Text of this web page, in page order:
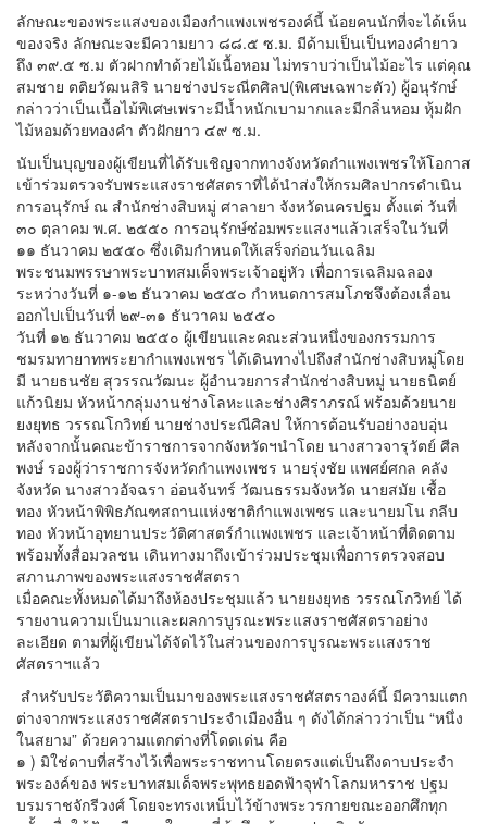
ลักษณะของพระแสงของเมืองกำแพงเพชรองค์นี้ น้อยคนนักที่จะได้เห็น
ของจริง ลักษณะจะมีความยาว ๘๘.๕ ซ.ม. มีด้ามเป็นเป็นทองคำยาว
ถึง ๓๙.๕ ซ.ม ตัวฝากทำด้วยไม้เนื้อหอม ไม่ทราบว่าเป็นไม้อะไร แต่คุณ
สมชาย ตติยวัฒนสิริ นายช่างประณีตศิลป(พิเศษเฉพาะตัว) ผู้อนุรักษ์
กล่าวว่าเป็นเนื้อไม้พิเศษเพราะมีน้ำหนักเบามากและมีกลิ่นหอม หุ้มฝัก
ไม้หอมด้วยทองคำ ตัวฝักยาว ๔๙ ซ.ม.
นับเป็นบุญของผู้เขียนที่ได้รับเชิญจากทางจังหวัดกำแพงเพชรให้โอกาส
เข้าร่วมตรวจรับพระแสงราชศัสตราที่ได้นำส่งให้กรมศิลปากรดำเนิน
การอนุรักษ์ ณ สำนักช่างสิบหมู่ ศาลายา จังหวัดนครปฐม ตั้งแต่ วันที่
๓๐ ตุลาคม พ.ศ. ๒๕๕๐ การอนุรักษ์ซ่อมพระแสงฯแล้วเสร็จในวันที่
๑๑ ธันวาคม ๒๕๕๐ ซึ่งเดิมกำหนดให้เสร็จก่อนวันเฉลิม
พระชนมพรรษาพระบาทสมเด็จพระเจ้าอยู่หัว เพื่อการเฉลิมฉลอง
ระหว่างวันที่ ๑-๑๒ ธันวาคม ๒๕๕๐ กำหนดการสมโภชจึงต้องเลื่อน
ออกไปเป็นวันที่ ๒๙-๓๑ ธันวาคม ๒๕๕๐
วันที่ ๑๒ ธันวาคม ๒๕๕๐ ผู้เขียนและคณะส่วนหนึ่งของกรรมการ
ชมรมทายาทพระยากำแพงเพชร ได้เดินทางไปถึงสำนักช่างสิบหมู่โดย
มี นายธนชัย สุวรรณวัฒนะ ผู้อำนวยการสำนักช่างสิบหมู่ นายธนิตย์
แก้วนิยม หัวหน้ากลุ่มงานช่างโลหะและช่างศิราภรณ์ พร้อมด้วยนาย
ยงยุทธ วรรณโกวิทย์ นายช่างประณีศิลป ให้การต้อนรับอย่างอบอุ่น
หลังจากนั้นคณะข้าราชการจากจังหวัดฯนำโดย นางสาวจารุวัตย์ ศีล
พงษ์ รองผู้ว่าราชการจังหวัดกำแพงเพชร นายรุ่งชัย แพศย์ศกล คลัง
จังหวัด นางสาวอัจฉรา อ่อนจันทร์ วัฒนธรรมจังหวัด นายสมัย เชื้อ
ทอง หัวหน้าพิพิธภัณฑสถานแห่งชาติกำแพงเพชร และนายมโน กลีบ
ทอง หัวหน้าอุทยานประวัติศาสตร์กำแพงเพชร และเจ้าหน้าที่ติดตาม
พร้อมทั้งสื่อมวลชน เดินทางมาถึงเข้าร่วมประชุมเพื่อการตรวจสอบ
สภานภาพของพระแสงราชศัสตรา
เมื่อคณะทั้งหมดได้มาถึงห้องประชุมแล้ว นายยงยุทธ วรรณโกวิทย์ ได้
รายงานความเป็นมาและผลการบูรณะพระแสงราชศัสตราอย่าง
ละเอียด ตามที่ผู้เขียนได้จัดไว้ในส่วนของการบูรณะพระแสงราช
ศัสตราฯแล้ว
สำหรับประวัติความเป็นมาของพระแสงราชศัสตราองค์นี้ มีความแตก
ต่างจากพระแสงราชศัสตราประจำเมืองอื่น ๆ ดังได้กล่าวว่าเป็น “หนึ่ง
ในสยาม” ด้วยความแตกต่างที่โดดเด่น คือ
๑ ) มิใช่ดาบที่สร้างไว้เพื่อพระราชทานโดยตรงแต่เป็นถึงดาบประจำ
พระองค์ของ พระบาทสมเด็จพระพุทธยอดฟ้าจุฬาโลกมหาราช ปฐม
บรมราชจักรีวงศ์ โดยจะทรงเหน็บไว้ข้างพระวรกายขณะออกศึกทุก